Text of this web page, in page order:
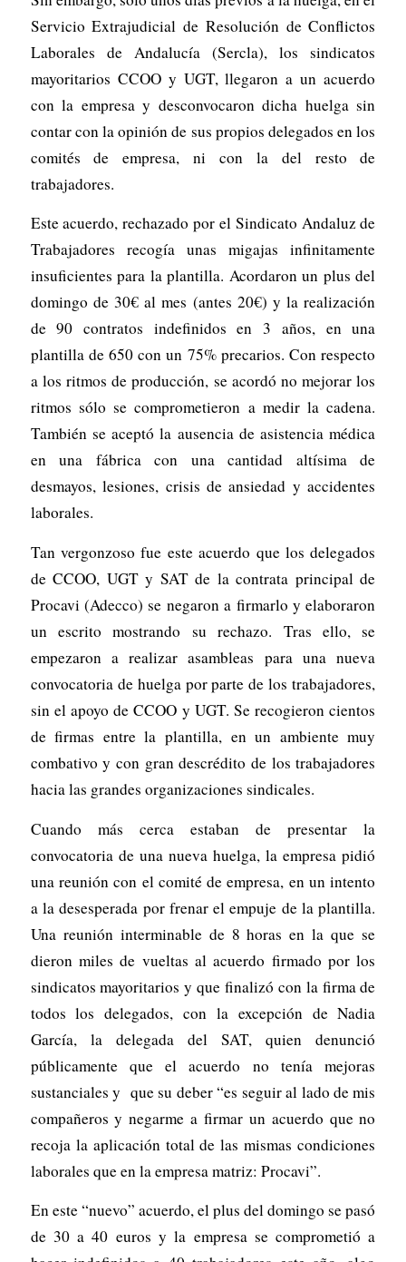
Servicio Extrajudicial de Resolución de Conflictos
Laborales de Andalucía (Sercla), los sindicatos
mayoritarios CCOO y UGT, llegaron a un acuerdo
con la empresa y desconvocaron dicha huelga sin
contar con la opinión de sus propios delegados en los
comités de empresa, ni con la del resto de
trabajadores.
Este acuerdo, rechazado por el Sindicato Andaluz de
Trabajadores recogía unas migajas infinitamente
insuficientes para la plantilla. Acordaron un plus del
domingo de 30€ al mes (antes 20€) y la realización
de 90 contratos indefinidos en 3 años, en una
plantilla de 650 con un 75% precarios. Con respecto
a los ritmos de producción, se acordó no mejorar los
ritmos sólo se comprometieron a medir la cadena.
También se aceptó la ausencia de asistencia médica
en una fábrica con una cantidad altísima de
desmayos, lesiones, crisis de ansiedad y accidentes
laborales.
Tan vergonzoso fue este acuerdo que los delegados
de CCOO, UGT y SAT de la contrata principal de
Procavi (Adecco) se negaron a firmarlo y elaboraron
un escrito mostrando su rechazo. Tras ello, se
empezaron a realizar asambleas para una nueva
convocatoria de huelga por parte de los trabajadores,
sin el apoyo de CCOO y UGT. Se recogieron cientos
de firmas entre la plantilla, en un ambiente muy
combativo y con gran descrédito de los trabajadores
hacia las grandes organizaciones sindicales.
Cuando más cerca estaban de presentar la
convocatoria de una nueva huelga, la empresa pidió
una reunión con el comité de empresa, en un intento
a la desesperada por frenar el empuje de la plantilla.
Una reunión interminable de 8 horas en la que se
dieron miles de vueltas al acuerdo firmado por los
sindicatos mayoritarios y que finalizó con la firma de
todos los delegados, con la excepción de Nadia
García, la delegada del SAT, quien denunció
públicamente que el acuerdo no tenía mejoras
sustanciales y que su deber “es seguir al lado de mis
compañeros y negarme a firmar un acuerdo que no
recoja la aplicación total de las mismas condiciones
laborales que en la empresa matriz: Procavi”.
En este “nuevo” acuerdo, el plus del domingo se pasó
de 30 a 40 euros y la empresa se comprometió a